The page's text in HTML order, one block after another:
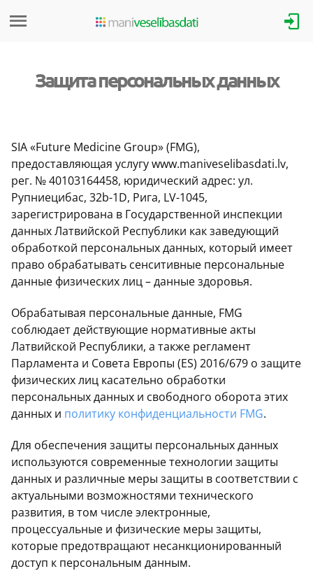
Защита персональных данных
SIA «Future Medicine Group» (FMG),
предоставляющая услугу www.maniveselibasdati.lv,
рег. № 40103164458, юридический адрес: ул.
Рупниецибас, 32b-1D, Рига, LV-1045,
зарегистрирована в Государственной инспекции
данных Латвийской Республики как заведующий
обработкой персональных данных, который имеет
право обрабатывать сенситивные персональные
данные физических лиц – данные здоровья.
Обрабатывая персональные данные, FMG
соблюдает действующие нормативные акты
Латвийской Республики, а также регламент
Парламента и Совета Европы (ES) 2016/679 о защите
физических лиц касательно обработки
персональных данных и свободного оборота этих
данных и политику конфиденциальности FMG.
Для обеспечения защиты персональных данных
используются современные технологии защиты
данных и различные меры защиты в соответствии с
актуальными возможностями технического
развития, в том числе электронные,
процессуальные и физические меры защиты,
которые предотвращают несанкционированный
доступ к персональным данным.